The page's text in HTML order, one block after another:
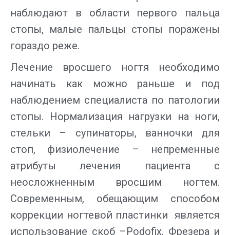
наблюдают в области первого пальца
стопы, малые пальцы стопы поражены
гораздо реже.
Лечение вросшего ногтя необходимо
начинать как можно раньше и под
наблюдением специалиста по патологии
стопы. Нормализация нагрузки на ноги,
стельки – супинаторы, ванночки для
стоп, физиолечение – непременные
атрибуты лечения пациента с
неосложненным вросшим ногтем.
Современным, обещающим способом
коррекции ногтевой пластинки является
использование скоб –Podofix, Фрезера и